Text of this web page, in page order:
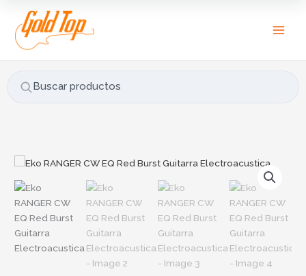
contenido
Buscar productos
u
s
r
Eko
CW
EQ
Red
Burst
Guitarra